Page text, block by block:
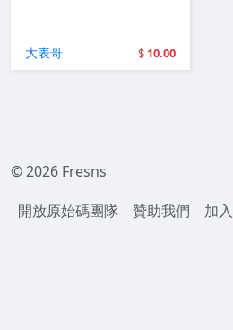
大表哥 10.00
© 2026 Fresns
開放原始碼團隊
贊助我們 加